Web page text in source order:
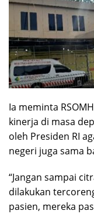
Ia meminta
kinerja di masa
oleh Presiden RI
negeri juga sama
“Jangan sampai
dilakukan
pasien, mereka